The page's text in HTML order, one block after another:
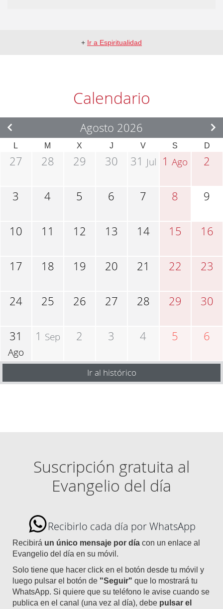
+ Ir a Espiritualidad
Calendario
Agosto 2026
L M X J V S D
27 28 29 30 31 Jul 1Ago 2
3 4 5 6 7 8 9
10 11 12 13 14 15 16
17 18 19 20 21 22 23
24 25 26 27 28 29 30
31
Ago
1 Sep 2 3 4 5 6
Ir al histórico
Suscripción gratuita al
Evangelio del día
Recibirlo cada día por WhatsApp
Recibirá un único mensaje por día con un enlace al
Evangelio del día en su móvil.
Solo tiene que hacer click en el botón desde tu móvil y
luego pulsar el botón de "Seguir" que lo mostrará tu
WhatsApp. Si quiere que su teléfono le avise cuando se
publica en el canal (una vez al día), debe pulsar el